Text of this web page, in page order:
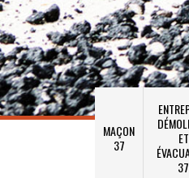
MAÇON
37
ET
37